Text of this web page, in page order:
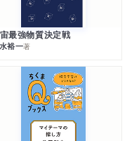
最強物質決定戦
裕一著